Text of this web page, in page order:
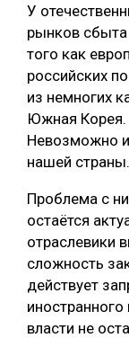
У
рынков сбыта
того как
российских
из немногих
Южная Корея.
Невозможно
нашей страны.
Проблема с
остаётся
отраслевики
сложность
действует
власти не